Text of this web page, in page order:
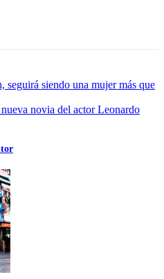
seguirá siendo una mujer más que
novia del actor Leonardo